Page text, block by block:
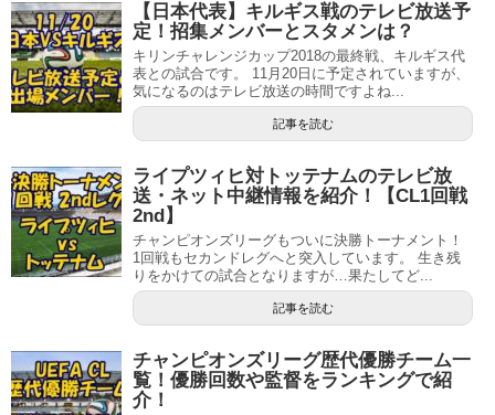
【日本代表】キルギス戦のテレビ放送予
定！招集メンバーとスタメンは？
キリンチャレンジカップ2018の最終戦、キルギス代
表との試合です。 11月20日に予定されていますが、
気になるのはテレビ放送の時間ですよね...
記事を読む
ライプツィヒ対トッテナムのテレビ放
送・ネット中継情報を紹介！【CL1回戦
2nd】
チャンピオンズリーグもついに決勝トーナメント！
1回戦もセカンドレグへと突入しています。 生き残
りをかけての試合となりますが…果たしてど...
記事を読む
チャンピオンズリーグ歴代優勝チーム一
覧！優勝回数や監督をランキングで紹
介！